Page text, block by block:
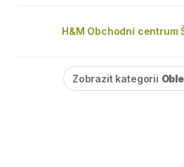
H&M Obchodní centrum
Zobrazit kategorii